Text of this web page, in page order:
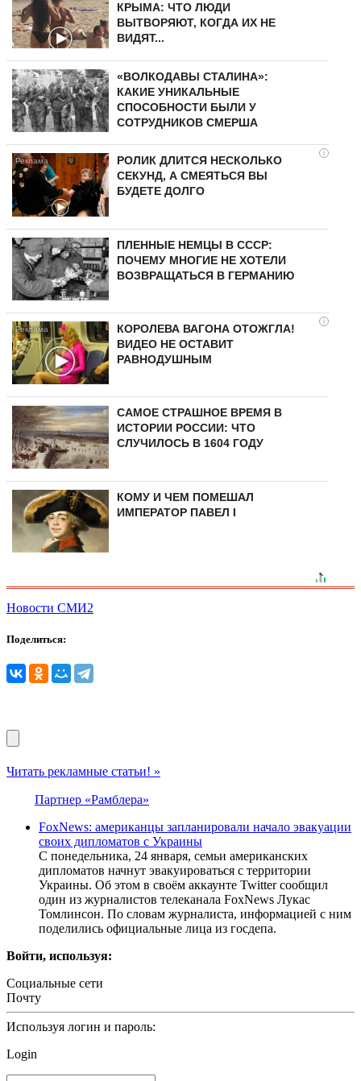
КРЫМА: ЧТО ЛЮДИ
ВЫТВОРЯЮТ, КОГДА ИХ НЕ
ВИДЯТ...
«ВОЛКОДАВЫ СТАЛИНА»:
КАКИЕ УНИКАЛЬНЫЕ
СПОСОБНОСТИ БЫЛИ У
СОТРУДНИКОВ СМЕРША
i
РОЛИК ДЛИТСЯ НЕСКОЛЬКО
СЕКУНД, А СМЕЯТЬСЯ ВЫ
БУДЕТЕ ДОЛГО
ПЛЕННЫЕ НЕМЦЫ В СССР:
ПОЧЕМУ МНОГИЕ НЕ ХОТЕЛИ
ВОЗВРАЩАТЬСЯ В ГЕРМАНИЮ
i
КОРОЛЕВА ВАГОНА ОТОЖГЛА!
ВИДЕО НЕ ОСТАВИТ
РАВНОДУШНЫМ
САМОЕ СТРАШНОЕ ВРЕМЯ В
ИСТОРИИ РОССИИ: ЧТО
СЛУЧИЛОСЬ В 1604 ГОДУ
КОМУ И ЧЕМ ПОМЕШАЛ
ИМПЕРАТОР ПАВЕЛ I
Новости СМИ2
Поделиться:
Читать рекламные статьи! »
Партнер «Рамблера»
FoxNews: американцы запланировали начало эвакуации
своих дипломатов с Украины
С понедельника, 24 января, семьи американских
дипломатов начнут эвакуироваться с территории
Украины. Об этом в своём аккаунте Twitter сообщил
один из журналистов телеканала FoxNews Лукас
Томлинсон. По словам журналиста, информацией с ним
поделились официальные лица из госдепа.
Войти, используя:
Социальные сети
Почту
Используя логин и пароль:
Login